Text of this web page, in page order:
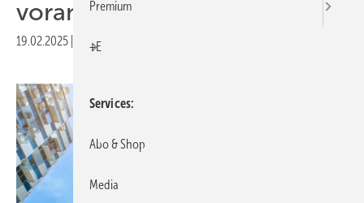
vor­an­trei­ben
19.02.2025 Druckvorschau
Premium
+E
Services
Abo & Shop
Media